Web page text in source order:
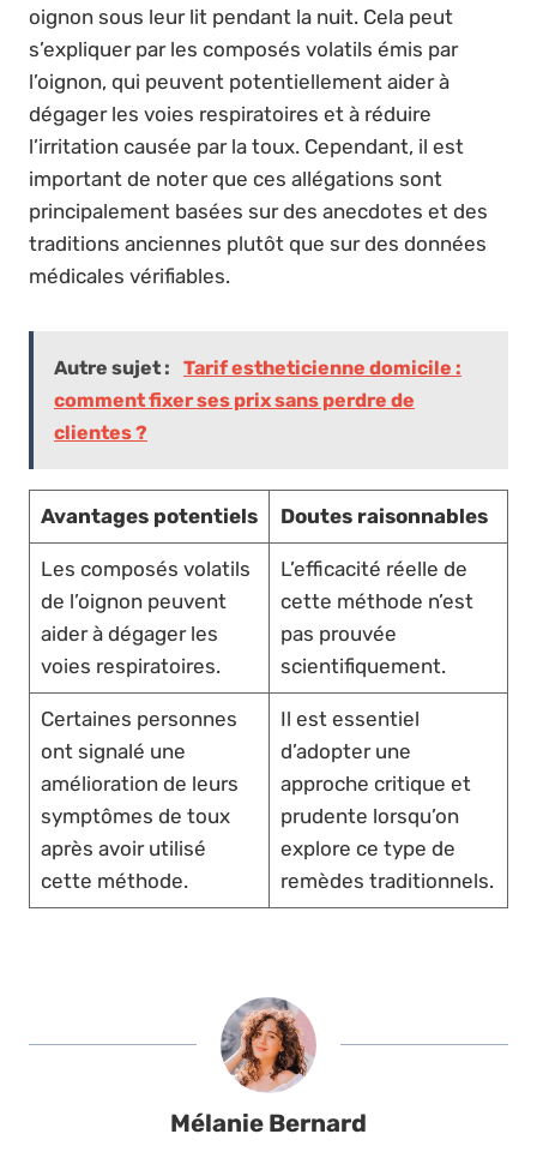
oignon sous leur lit pendant la nuit. Cela peut
s’expliquer par les composés volatils émis par
l’oignon, qui peuvent potentiellement aider à
dégager les voies respiratoires et à réduire
l’irritation causée par la toux. Cependant, il est
important de noter que ces allégations sont
principalement basées sur des anecdotes et des
traditions anciennes plutôt que sur des données
médicales vérifiables.
Autre sujet :
Tarif estheticienne domicile :
comment fixer ses prix sans perdre de
clientes ?
Avantages potentiels Doutes raisonnables
Les composés volatils
de l’oignon peuvent
aider à dégager les
voies respiratoires.
L’efficacité réelle de
cette méthode n’est
pas prouvée
scientifiquement.
Certaines personnes
ont signalé une
amélioration de leurs
symptômes de toux
après avoir utilisé
cette méthode.
Il est essentiel
d’adopter une
approche critique et
prudente lorsqu’on
explore ce type de
remèdes traditionnels.
Mélanie Bernard